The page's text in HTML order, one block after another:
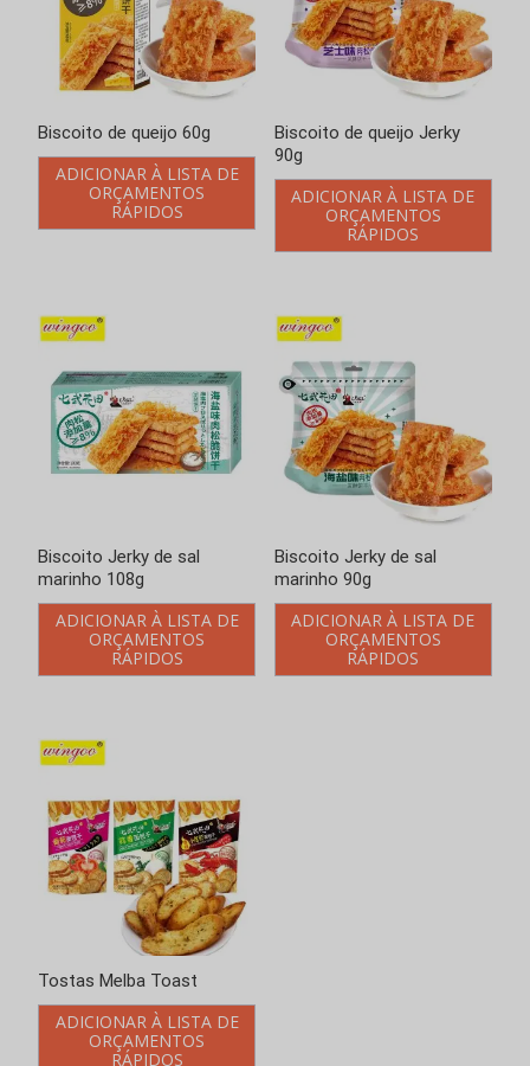
Biscoito de queijo 60g
ADICIONAR À LISTA DE
ORÇAMENTOS
RÁPIDOS
Biscoito de queijo Jerky
90g
ADICIONAR À LISTA DE
ORÇAMENTOS
RÁPIDOS
Biscoito Jerky de sal
marinho 108g
ADICIONAR À LISTA DE
ORÇAMENTOS
RÁPIDOS
Biscoito Jerky de sal
marinho 90g
ADICIONAR À LISTA DE
ORÇAMENTOS
RÁPIDOS
Tostas Melba Toast
ADICIONAR À LISTA DE
ORÇAMENTOS
RÁPIDOS